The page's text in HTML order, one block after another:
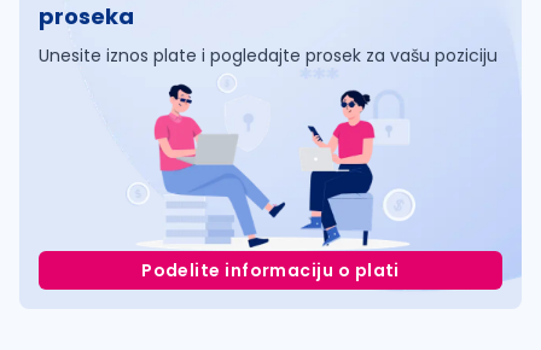
proseka
Unesite iznos plate i pogledajte prosek za vašu poziciju
Podelite informaciju o plati